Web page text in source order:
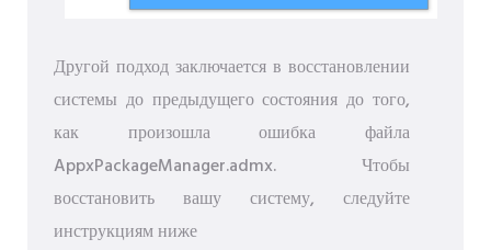
Другой подход заключается в восстановлении
системы до предыдущего состояния до того,
как произошла ошибка файла
AppxPackageManager.admx. Чтобы
восстановить вашу систему, следуйте
инструкциям ниже